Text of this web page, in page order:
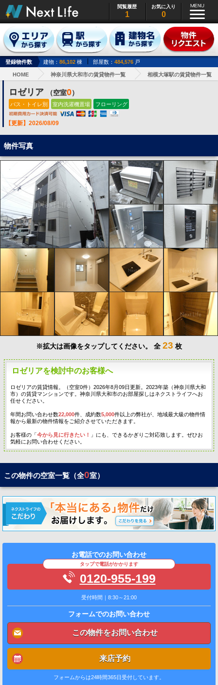
閲覧履歴
1
お気に入り
0
登録物件数 建物： 86,102 棟 部屋数： 484,576 戸
HOME 神奈川県大和市の賃貸物件一覧 相模大塚駅の賃貸物件一覧
ロゼリア （空室0）
バス・トイレ別 室内洗濯機置場 フローリング
【更新】2026/08/09
物件写真
※拡大は画像をタップしてください。 全 23 枚
ロゼリアを検討中のお客様へ
ロゼリアの賃貸情報。（空室0件）2026年8月09日更新。2023年築（神奈川県大和
市）の賃貸マンションです。神奈川県大和市のお部屋探しはネクストライフへお
任せください。
年間お問い合わせ数22,000件、成約数5,000件以上の弊社が、地域最大級の物件情
報から最新の物件情報をご紹介させていただきます。
お客様の「今から見に行きたい！
」にも、できるかぎりご対応致します。ぜひお
気軽にお問い合わせください。
この物件の空室一覧（全0室）
お電話でのお問い合わせ
タップで電話がかかります
0120-955-199
受付時間｜8:30～21:00
フォームでのお問い合わせ
この物件をお問い合わせ
来店予約
フォームからは24時間365日受付しています。